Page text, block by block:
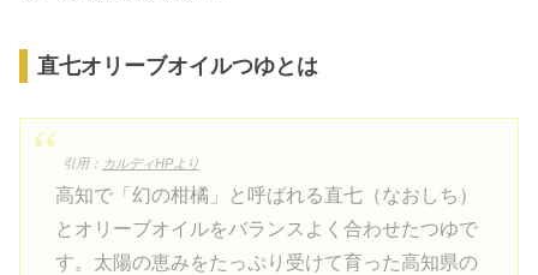
直七オリーブオイルつゆとは
引用： カルディHPより
高知で「幻の柑橘」と呼ばれる直七（なおしち）
とオリーブオイルをバランスよく合わせたつゆで
す。太陽の恵みをたっぷり受けて育った高知県の